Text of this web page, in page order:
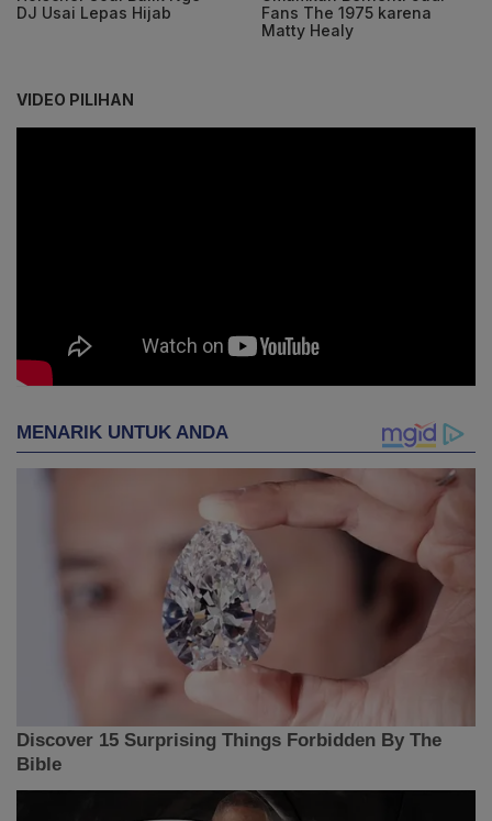
DJ Usai Lepas Hijab
Fans The 1975 karena
Matty Healy
VIDEO PILIHAN